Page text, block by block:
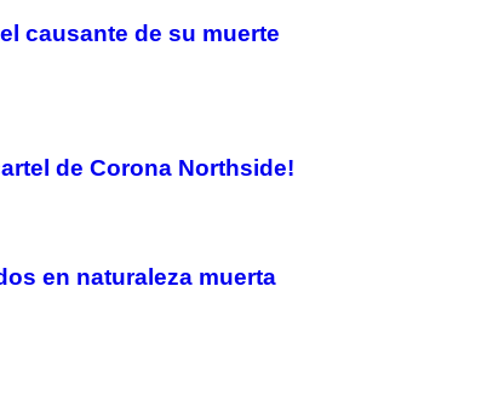
causante de su muerte
de Corona Northside!
en naturaleza muerta